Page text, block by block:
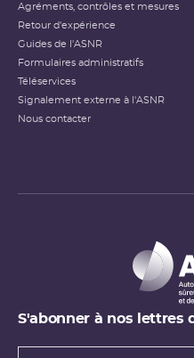
Agréments, contrôles et mesures
Retour d'expérience
Guides de l'ASNR
Formulaires administratifs
Téléservices
Signalement externe à l'ASNR
Nous contacter
S'abonner à nos lettres
Types de